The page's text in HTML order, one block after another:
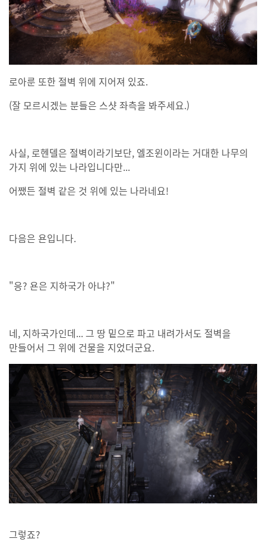
로아룬 또한 절벽 위에 지어져 있죠.
(잘 모르시겠는 분들은 스샷 좌측을 봐주세요.)
사실, 로헨델은 절벽이라기보단, 엘조윈이라는 거대한 나무의
가지 위에 있는 나라입니다만...
어쨌든 절벽 같은 것 위에 있는 나라네요!
다음은 욘입니다.
"응? 욘은 지하국가 아냐?"
네, 지하국가인데... 그 땅 밑으로 파고 내려가서도 절벽을
만들어서 그 위에 건물을 지었더군요.
그렇죠?